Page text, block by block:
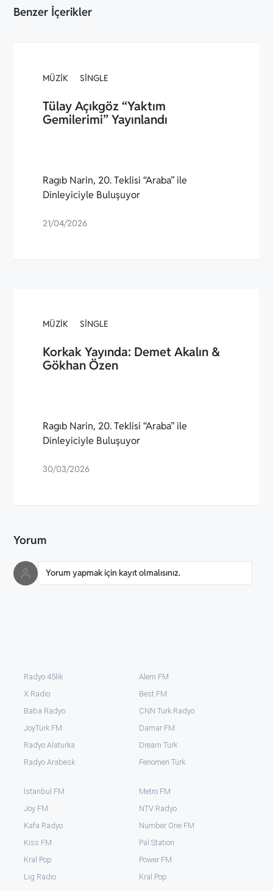
Benzer İçerikler
MÜZIK SINGLE
Tülay Açıkgöz “Yaktım
Gemilerimi” Yayınlandı
Ragıb Narin, 20. Teklisi “Araba” ile
Dinleyiciyle Buluşuyor
21/04/2026
MÜZIK SINGLE
Korkak Yayında: Demet Akalın &
Gökhan Özen
Ragıb Narin, 20. Teklisi “Araba” ile
Dinleyiciyle Buluşuyor
30/03/2026
Yorum
Yorum yapmak için kayıt olmalısınız.
Radyo 45lik
X Radio
Baba Radyo
JoyTürk FM
Radyo Alaturka
Radyo Arabesk
Alem FM
Best FM
CNN Türk Radyo
Damar FM
Dream Türk
Fenomen Türk
İstanbul FM
Joy FM
Kafa Radyo
Kiss FM
Kral Pop
⁠Lig Radio
Metro FM
NTV Radyo
Number One FM
Pal Station
Power FM
Kral Pop